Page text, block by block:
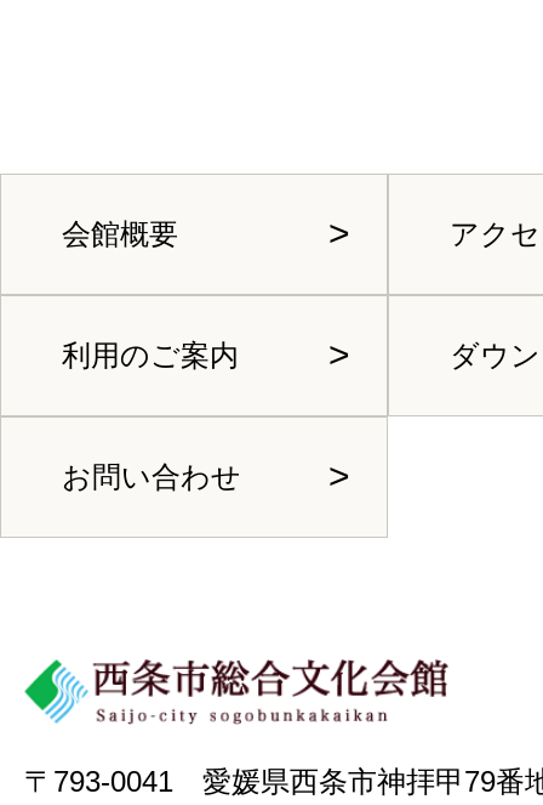
会館概要 アク
利用のご案内 ダウ
お問い合わせ
〒793-0041 愛媛県西条市神拝甲79番